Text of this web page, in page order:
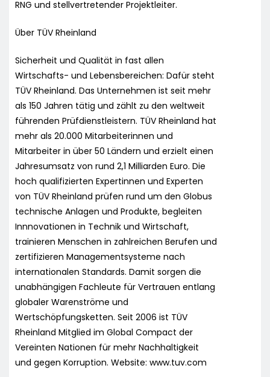
RNG und stellvertretender Projektleiter.
Über TÜV Rheinland
Sicherheit und Qualität in fast allen
Wirtschafts- und Lebensbereichen: Dafür steht
TÜV Rheinland. Das Unternehmen ist seit mehr
als 150 Jahren tätig und zählt zu den weltweit
führenden Prüfdienstleistern. TÜV Rheinland hat
mehr als 20.000 Mitarbeiterinnen und
Mitarbeiter in über 50 Ländern und erzielt einen
Jahresumsatz von rund 2,1 Milliarden Euro. Die
hoch qualifizierten Expertinnen und Experten
von TÜV Rheinland prüfen rund um den Globus
technische Anlagen und Produkte, begleiten
Innnovationen in Technik und Wirtschaft,
trainieren Menschen in zahlreichen Berufen und
zertifizieren Managementsysteme nach
internationalen Standards. Damit sorgen die
unabhängigen Fachleute für Vertrauen entlang
globaler Warenströme und
Wertschöpfungsketten. Seit 2006 ist TÜV
Rheinland Mitglied im Global Compact der
Vereinten Nationen für mehr Nachhaltigkeit
und gegen Korruption. Website: www.tuv.com